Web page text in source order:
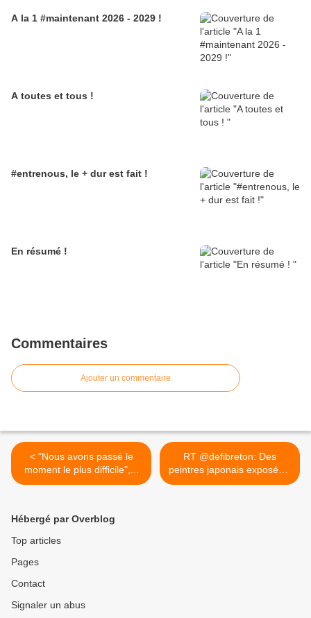
A la 1 #maintenant 2026 - 2029 !
A toutes et tous !
#entrenous, le + dur est fait !
En résumé !
Commentaires
Ajouter un commentaire
< "Nous avons passé le
moment le plus difficile",...
RT @defibreton: Des
peintres japonais exposés...
>
Hébergé par Overblog
Top articles
Pages
Contact
Signaler un abus